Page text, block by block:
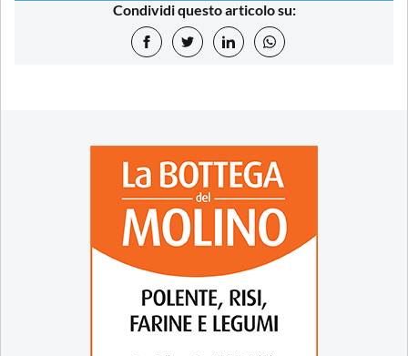
Condividi questo articolo su: